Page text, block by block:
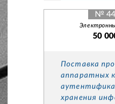
№
50
Поставка
аппаратных
хранения